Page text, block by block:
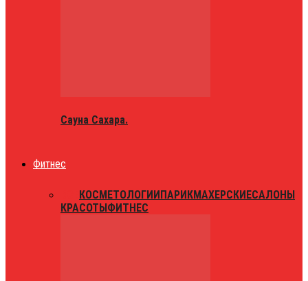
Сауна Сахара.
Фитнес
КОСМЕТОЛОГИИПАРИКМАХЕРСКИЕСАЛОНЫ
КРАСОТЫФИТНЕС